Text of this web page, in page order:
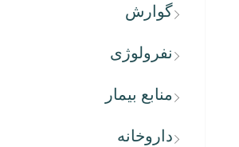
گوارش
نفرولوژی
منابع بیمار
داروخانه